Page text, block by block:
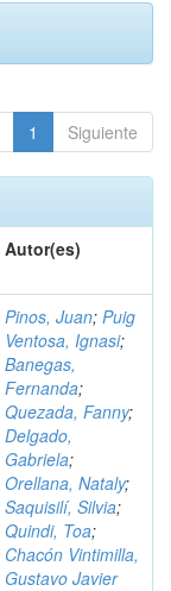
1 Siguiente
Autor(es)
Pinos, Juan; Puig
Ventosa, Ignasi;
Banegas,
Fernanda;
Quezada, Fanny;
Delgado,
Gabriela;
Orellana, Nataly;
Saquisilí, Silvia;
Quindi, Toa;
Chacón Vintimilla,
Gustavo Javier